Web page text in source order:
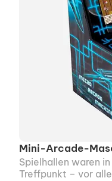
Mini-Arcade-
Spielhallen waren
Treffpunkt – vor